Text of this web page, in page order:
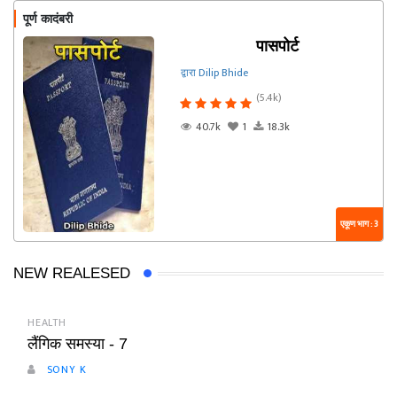
पूर्ण कादंबरी
पासपोर्ट
द्वारा Dilip Bhide
(5.4k)
40.7k
1 18.3k
एकूण भाग : 3
NEW REALESED
HEALTH
लैंगिक समस्या - 7
SONY K